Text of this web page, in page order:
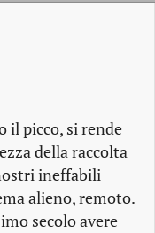
il picco, si rende
della raccolta
ineffabili
alieno, remoto.
secolo avere